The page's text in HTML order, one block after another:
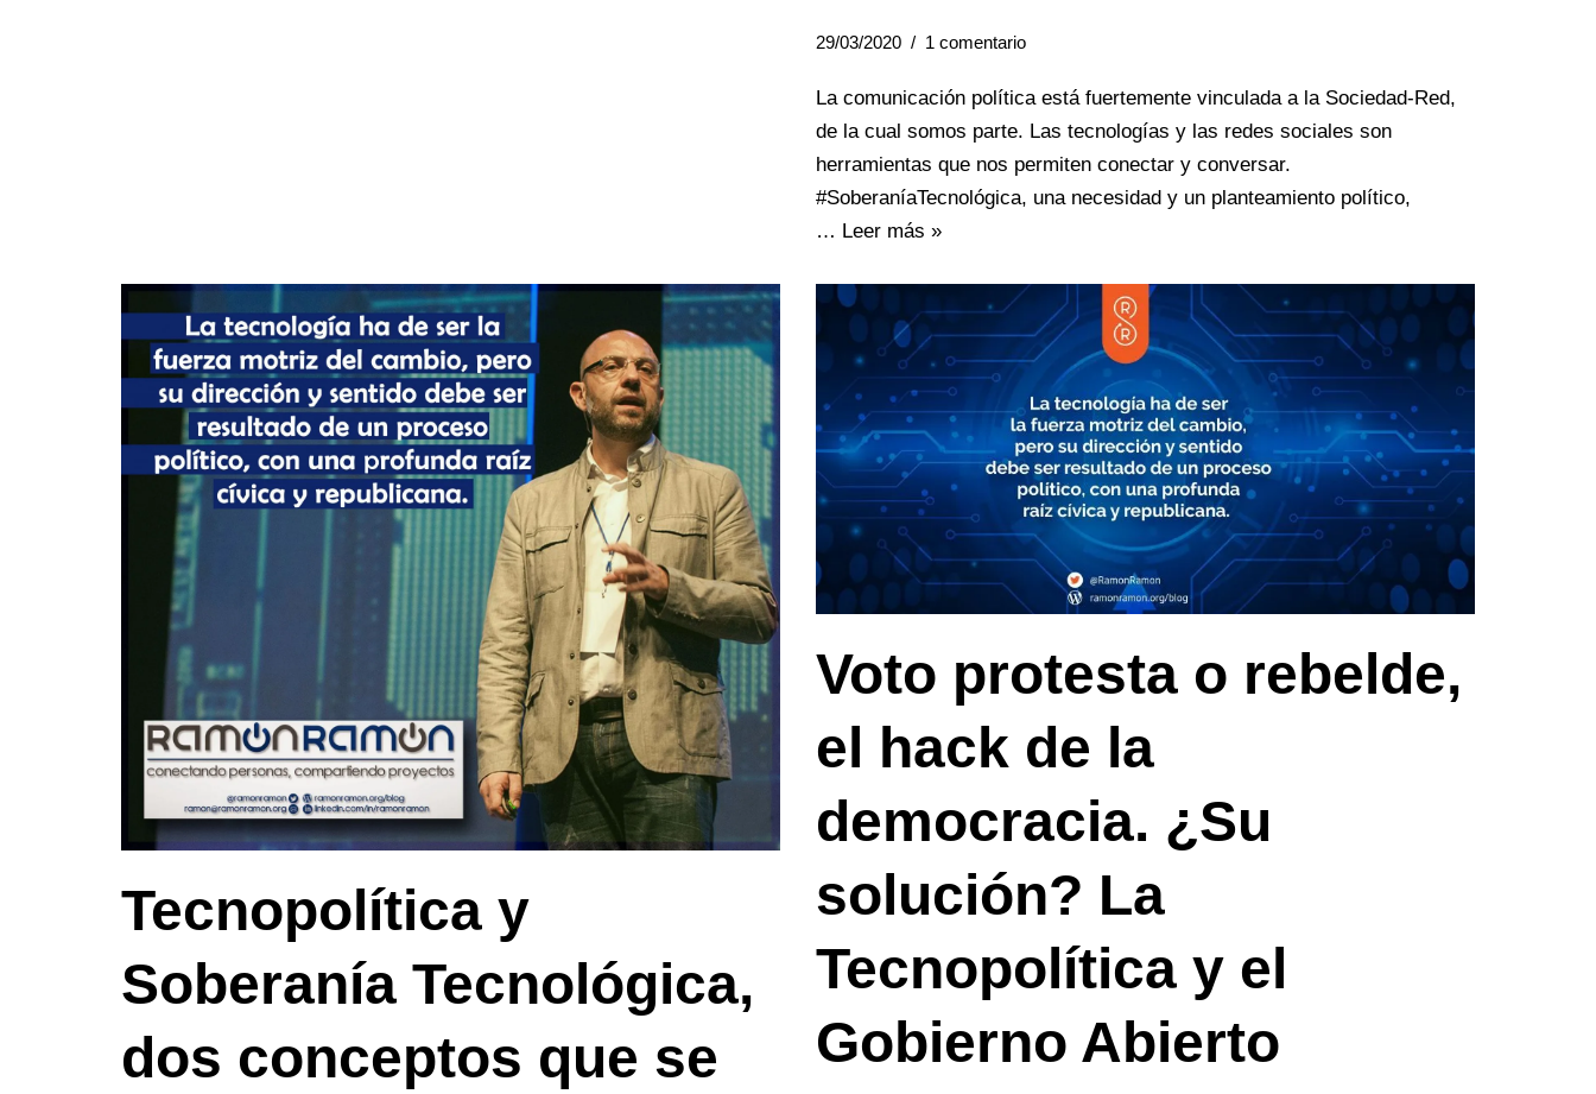
29/03/2020 1 comentario
La comunicación política está fuertemente vinculada a la Sociedad-Red,
de la cual somos parte. Las tecnologías y las redes sociales son
herramientas que nos permiten conectar y conversar.
#SoberaníaTecnológica, una necesidad y un planteamiento político,
… Leer más »
Tecnopolítica y
Soberanía Tecnológica,
dos conceptos que se
Voto protesta o rebelde,
el hack de la
democracia. ¿Su
solución? La
Tecnopolítica y el
Gobierno Abierto